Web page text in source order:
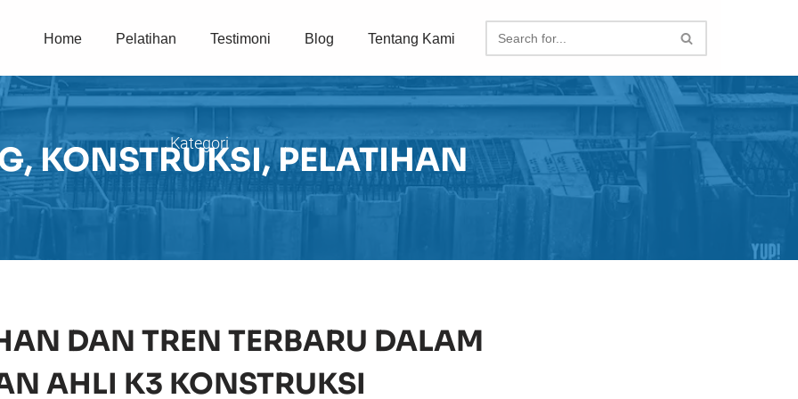
Home Pelatihan Testimoni Blog Tentang Kami
Kategori
,KONSTRUKSI,PELATIHAN
DAN TREN TERBARU DALAM
AHLI K3 KONSTRUKSI